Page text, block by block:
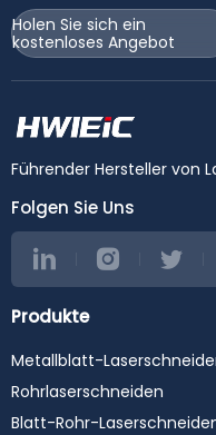
Holen Sie sich ein
kostenloses Angebot
Führender Hersteller von
Folgen Sie Uns
Produkte
Metallblatt-
Rohrlaserschneiden
Blatt-Rohr-